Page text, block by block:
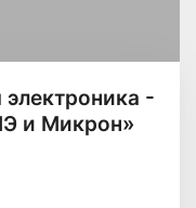
-
и Микрон»